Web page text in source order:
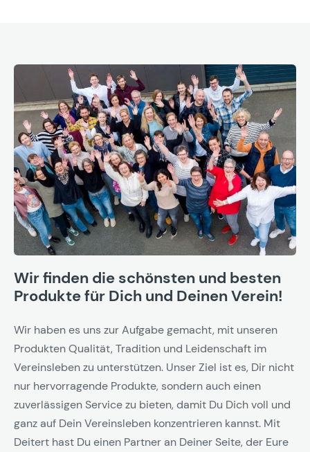
Wir finden die schönsten und besten
Produkte für Dich und Deinen Verein!
Wir haben es uns zur Aufgabe gemacht, mit unseren
Produkten Qualität, Tradition und Leidenschaft im
Vereinsleben zu unterstützen. Unser Ziel ist es, Dir nicht
nur hervorragende Produkte, sondern auch einen
zuverlässigen Service zu bieten, damit Du Dich voll und
ganz auf Dein Vereinsleben konzentrieren kannst. Mit
Deitert hast Du einen Partner an Deiner Seite, der Eure